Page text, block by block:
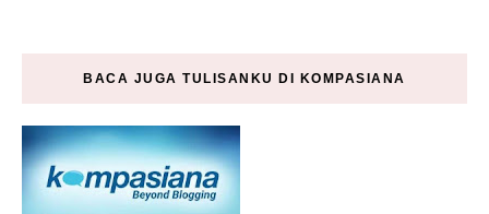
BACA JUGA TULISANKU DI KOMPASIANA